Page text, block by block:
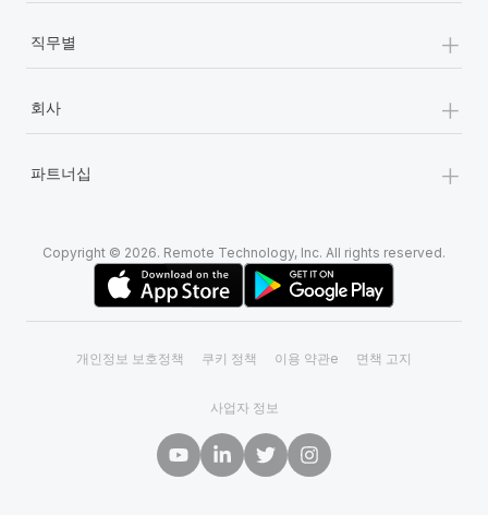
직무별 +
회사 +
파트너십 +
Copyright © 2026. Remote Technology, Inc. All rights reserved.
개인정보 보호정책 쿠키 정책 이용 약관e 면책 고지
사업자 정보